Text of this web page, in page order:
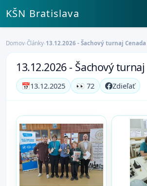
KŠN Bratislava
Domov›Články›13.12.2026 - Šachový turnaj Cenada
13.12.2026 - Šachový
📅13.12.2025 👀 72 Zdieľať